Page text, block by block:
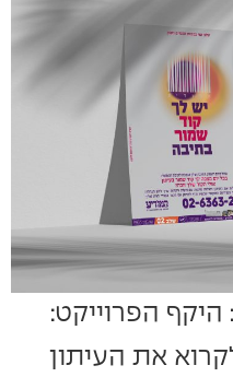
היקף הפרוייקט:
את העיתון